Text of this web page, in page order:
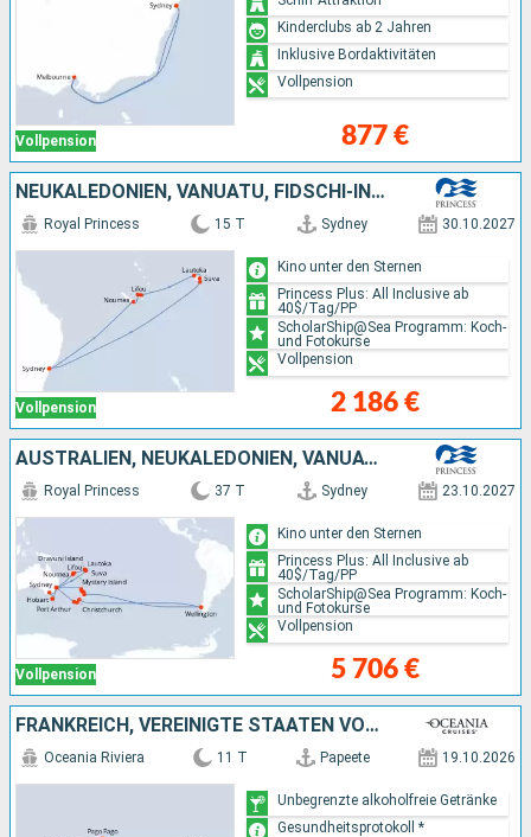
Vollpension 877 €
Kinderclubs ab 2 Jahren
Inklusive Bordaktivitäten
Vollpension
NEUKALEDONIEN, VANUATU, FIDSCHI-INSELN, AUSTRALIEN
Vollpension
Royal Princess 15 T Sydney 30.10.2027
2 186 €
Kino unter den Sternen
Princess Plus: All Inclusive ab
40$/Tag/PP
ScholarShip@Sea Programm: Koch-
und Fotokurse
Vollpension
AUSTRALIEN, NEUKALEDONIEN, VANUATU, FIDSCHI-INSELN, CHILE, NEUSEELAND
Vollpension
Royal Princess 37 T Sydney 23.10.2027
5 706 €
Kino unter den Sternen
Princess Plus: All Inclusive ab
40$/Tag/PP
ScholarShip@Sea Programm: Koch-
und Fotokurse
Vollpension
FRANKREICH, VEREINIGTE STAATEN VON AMERIKA, FIDSCHI-INSELN
Oceania Riviera 11 T Papeete 19.10.2026
Unbegrenzte alkoholfreie Getränke
Gesundheitsprotokoll *